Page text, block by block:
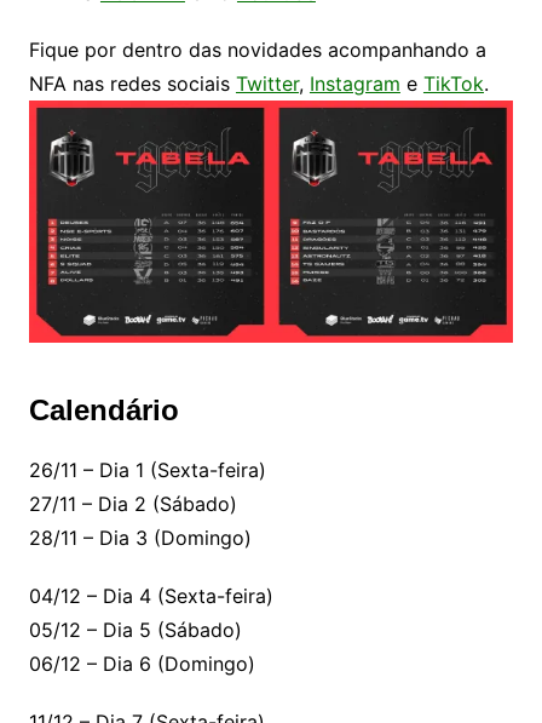
Fique por dentro das novidades acompanhando a
NFA nas redes sociais Twitter, Instagram e TikTok.
Calendário
26/11 – Dia 1 (Sexta-feira)
27/11 – Dia 2 (Sábado)
28/11 – Dia 3 (Domingo)
04/12 – Dia 4 (Sexta-feira)
05/12 – Dia 5 (Sábado)
06/12 – Dia 6 (Domingo)